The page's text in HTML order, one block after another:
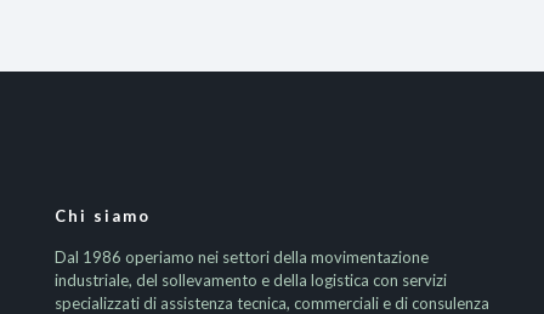
Chi siamo
Dal 1986 operiamo nei settori della movimentazione
industriale, del sollevamento e della logistica con servizi
specializzati di assistenza tecnica, commerciali e di consulenza